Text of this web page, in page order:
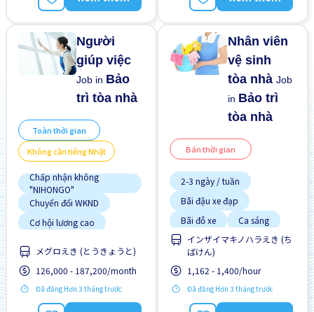
Người
giúp việc
Job in Bảo
trì tòa nhà
Toàn thời gian
Không cần tiếng Nhật
Chấp nhận không
"NIHONGO"
Chuyển đổi WKND
Cơ hội lương cao
thời gian
Giao dịch đã thanh toán
メグロえき (とうきょうと)
126,000 - 187,200/month
Đã đăng Hơn 3 tháng trước
Nhân viên
vệ sinh
tòa nhàJob
in Bảo trì
tòa nhà
Bán thời gian
2-3 ngày / tuần
Bãi đậu xe đạp
Bãi đỗ xe
Ca sáng
Chuyển đổi WKND
Cơ hội lương cao
Cơ hội nhận việc làm toàn
thời gian
インザイマキノハラえき (ち
ばけん)
1,162 - 1,400/hour
Đã đăng Hơn 3 tháng trước